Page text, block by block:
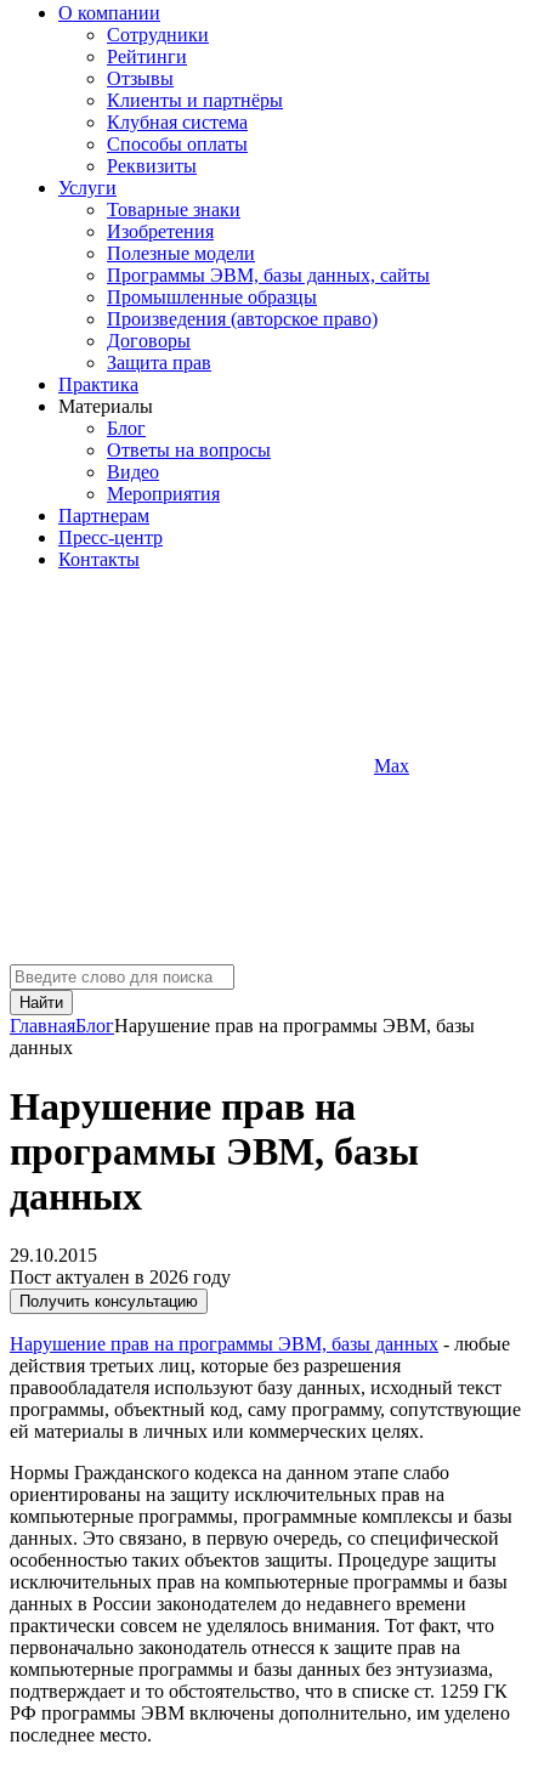
О компании
Сотрудники
Рейтинги
Отзывы
Клиенты и партнёры
Клубная система
Способы оплаты
Реквизиты
Услуги
Товарные знаки
Изобретения
Полезные модели
Программы ЭВМ, базы данных, сайты
Промышленные образцы
Произведения (авторское право)
Договоры
Защита прав
Практика
Материалы
Блог
Ответы на вопросы
Видео
Мероприятия
Партнерам
Пресс-центр
Контакты
Max
Найти
ГлавнаяБлогНарушение прав на программы ЭВМ, базы
данных
Нарушение прав на
программы ЭВМ, базы
данных
29.10.2015
Пост актуален в 2026 году
Получить консультацию
Нарушение прав на программы ЭВМ, базы данных - любые
действия третьих лиц, которые без разрешения
правообладателя используют базу данных, исходный текст
программы, объектный код, саму программу, сопутствующие
ей материалы в личных или коммерческих целях.
Нормы Гражданского кодекса на данном этапе слабо
ориентированы на защиту исключительных прав на
компьютерные программы, программные комплексы и базы
данных. Это связано, в первую очередь, со специфической
особенностью таких объектов защиты. Процедуре защиты
исключительных прав на компьютерные программы и базы
данных в России законодателем до недавнего времени
практически совсем не уделялось внимания. Тот факт, что
первоначально законодатель отнесся к защите прав на
компьютерные программы и базы данных без энтузиазма,
подтверждает и то обстоятельство, что в списке ст. 1259 ГК
РФ программы ЭВМ включены дополнительно, им уделено
последнее место.